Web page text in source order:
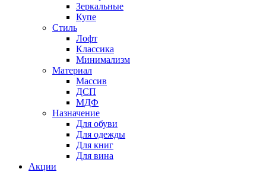
Зеркальные
Купе
Стиль
Лофт
Классика
Минимализм
Материал
Массив
ДСП
МДФ
Назначение
Для обуви
Для одежды
Для книг
Для вина
Акции